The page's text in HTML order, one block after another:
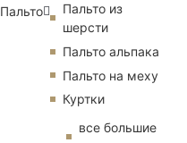
Пальто
Пальто из
шерсти
Пальто альпака
Пальто на меху
Куртки
все большие